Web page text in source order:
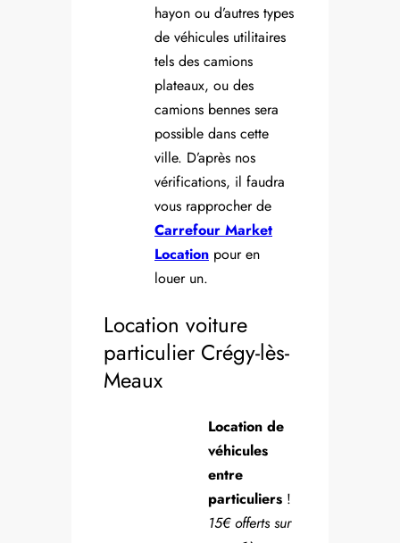
hayon ou d’autres types
de véhicules utilitaires
tels des camions
plateaux, ou des
camions bennes sera
possible dans cette
ville. D’après nos
vérifications, il faudra
vous rapprocher de
Carrefour Market
Location pour en
louer un.
Location voiture
particulier Crégy-lès-
Meaux
Location de
véhicules
entre
particuliers !
15€ offerts sur